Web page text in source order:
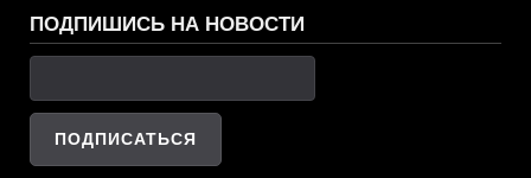
ПОДПИШИСЬ НА НОВОСТИ